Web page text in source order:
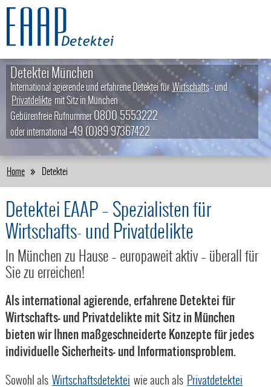
Detektei München
International agierende und erfahrene Detektei für Wirtschafts- und
Privatdelikte mit Sitz in München
Gebürenfreie Rufnummer0800 5553222
oder international+49 (0)89 97367422
Home Detektei
Detektei EAAP – Spezialisten für
Wirtschafts- und Privatdelikte
In München zu Hause – europaweit aktiv – überall für
Sie zu erreichen!
Als international agierende, erfahrene Detektei für
Wirtschafts- und Privatdelikte mit Sitz in München
bieten wir Ihnen maßgeschneiderte Konzepte für jedes
individuelle Sicherheits- und Informationsproblem.
Sowohl als Wirtschaftsdetektei wie auch als Privatdetektei